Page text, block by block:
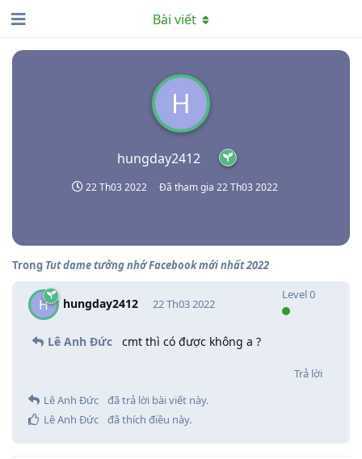
H
hungday2412
22 Th03 2022 Đã tham gia 22 Th03 2022
Bài viết
Trong Tut dame tưởng nhớ Facebook mới nhất 2022
H hungday2412
Level0
22 Th03 2022
Lê Anh Đức cmt thì có được không a ?
Trả lời
Lê Anh Đức
đã trả lời bài viết này.
Lê Anh Đức
đã thích điều này.